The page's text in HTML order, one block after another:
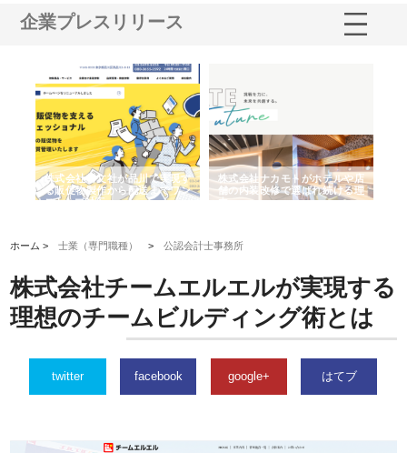
企業プレスリリース
株式会社耕文社が品川で実現す
る販促物製作から配送までワン
ストップ対応
株式会社ナカモトがホテルや店
舗の内装改修で選ばれ続ける理
由
ホーム >士業（専門職種） >公認会計士事務所
株式会社チームエルエルが実現する
理想のチームビルディング術とは
twitter facebook google+ はてブ